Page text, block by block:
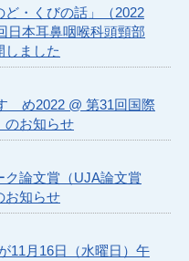
・くびの話」（2022
日本耳鼻咽喉科頭頸部
しました
ゝめ2022 @ 第31回国際
のお知らせ
ク論文賞（UJA論文賞
お知らせ
11月16日（水曜日）午